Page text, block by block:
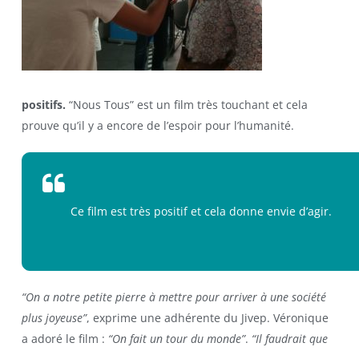
positifs. “Nous Tous” est un film très touchant et cela
prouve qu’il y a encore de l’espoir pour l’humanité.
Ce film est très positif et cela donne envie d’agir.
“On a notre petite pierre à mettre pour arriver à une société
plus joyeuse”, exprime une adhérente du Jivep. Véronique
a adoré le film : “On fait un tour du monde”. “Il faudrait que